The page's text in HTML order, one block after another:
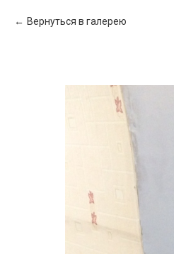
Вернуться в галерею